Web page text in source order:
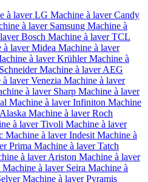
à laver LG Machine à laver Candy
à laver Samsung Machine à
Bosch Machine à laver TCL
à laver Midea Machine à laver
à laver KrühlerMachine à
Machine à laver AEG
laver Venezia Machine à laver
à laver Sharp Machine à laver
Machine à laver Infiniton Machine
Machine à laver Roch
à laver Tivoli Machine à laver
Machine à laver Indesit Machine à
Prima Machine à laver Tatch
à laver Ariston Machine à laver
Machine à laver Seira Machine à
Machine à laver Pyramis